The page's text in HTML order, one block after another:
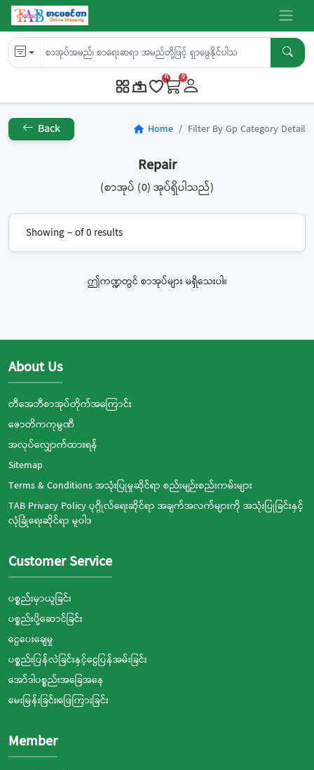
0 0
Back home Home Filter By Gp Category Detail
Repair
(စာအုပ် (0) အုပ်ရှိပါသည်)
Showing – of 0 results
ဤကဏ္ဍတွင် စာအုပ်များ မရှိသေးပါ။
About Us
တီအေဘီစာအုပ်တိုက်အကြောင်း
ဇောတိကကုမ္ပဏီ
အလုပ်လျှောက်ထားရန်
Sitemap
Terms & Conditions အသုံးပြုမှုဆိုင်ရာ စည်းမျဉ်းစည်းကမ်းများ
TAB Privacy Policy ပုဂ္ဂိုလ်ရေးဆိုင်ရာ အချက်အလက်များကို အသုံးပြုခြင်းနှင့်
လုံခြုံရေးဆိုင်ရာ မူဝါဒ
Customer Service
ပစ္စည်းမှာယူခြင်း
ပစ္စည်းပို့ဆောင်ခြင်း
ငွေပေးချေမှု
ပစ္စည်းပြန်လဲခြင်းနှင့်ငွေပြန်အမ်းခြင်း
အော်ဒါပစ္စည်းအခြေအနေ
မေးမြန်းခြင်း၊ဖြေကြားခြင်း
Member